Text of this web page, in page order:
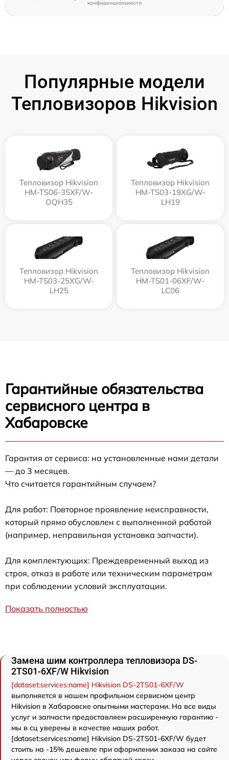
конфиденциальности
Популярные модели
Тепловизоров Hikvision
Тепловизор Hikvision
HM-TS06-35XF/W-
OQH35
Тепловизор Hikvision
HM-TS03-19XG/W-
LH19
Тепловизор Hikvision
HM-TS03-25XG/W-
LH25
Тепловизор Hikvision
HM-TS01-06XF/W-
LC06
Гарантийные обязательства
сервисного центра в
Хабаровске
Гарантия от сервиса: на установленные нами детали
— до 3 месяцев.
Что считается гарантийным случаем?
Для работ: Повторное проявление неисправности,
который прямо обусловлен с выполненной работой
(например, неправильная установка запчасти).
Для комплектующих: Преждевременный выход из
строя, отказ в работе или техническим параметрам
при соблюдении условий эксплуатации.
Показать полностью
Замена шим контроллера тепловизора DS-
2TS01-6XF/W Hikvision
[dataset:services:name] Hikvision DS-2TS01-6XF/W
выполняется в нашем профильном сервисном центр
Hikvision в Хабаровске опытными мастерами. На все виды
услуг и запчасти предоставляем расширенную гарантию -
мы в сц уверены в качестве наших работ.
[dataset:services:name] Hikvision DS-2TS01-6XF/W будет
стоить на -15% дешевле при оформлении заказа на сайте